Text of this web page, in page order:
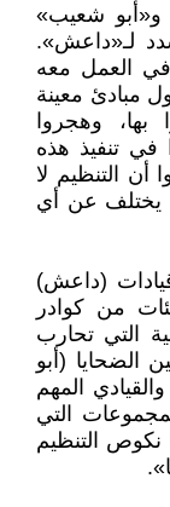
و«أبو شعيب»
لـ«داعش».
العمل معه
مبادئ معينة
بها، وهجروا
في تنفيذ هذه
أن التنظيم لا
يختلف عن أي
(داعش)
من كوادر
التي تحارب
الضحايا (أبو
المهم
التي
التنظيم